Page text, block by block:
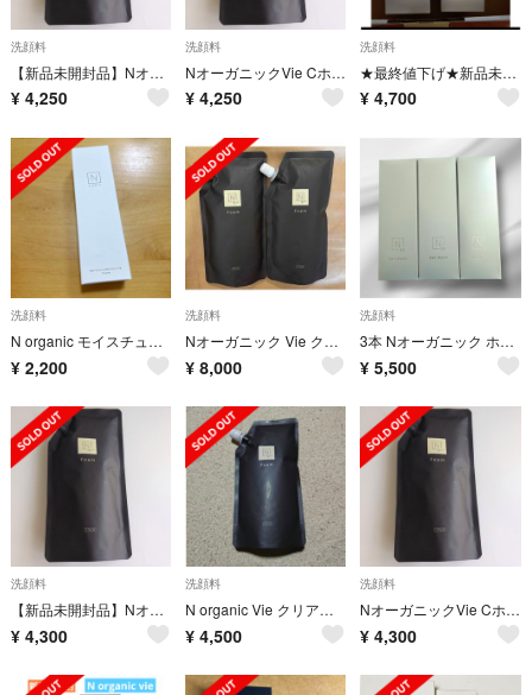
洗顔料
【新品未開封品】NオーガニックVie Cホイップフォーム
¥ 4,250
洗顔料
NオーガニックVie Cホイップフォーム
¥ 4,250
洗顔料
★最終値下げ★新品未開封 N organic ホワイトクリアジェルウォッシュ２本
¥ 4,700
洗顔料
N organic モイスチュア&バランシング フォーム 洗顔料 100g
¥ 2,200
洗顔料
Nオーガニック Vie クリアホイップフォーム リフィル 300ml
¥ 8,000
洗顔料
3本 Nオーガニック ホワイトクリアジェルウォッシュ 150g 洗顔料
¥ 5,500
洗顔料
【新品未開封品】NオーガニックVie Cホイップフォーム 詰替
¥ 4,300
洗顔料
N organic Vie クリアホイップフォームリフィル (本体2本分)
¥ 4,500
洗顔料
NオーガニックVie Cホイップフォーム 詰替
¥ 4,300